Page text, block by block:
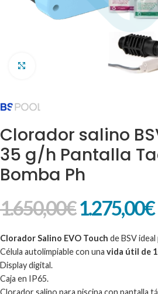
Clorador salino
35 g/h Pantalla
Bomba Ph
1.650,00€1.275,00€
Clorador Salino EVO Touch de BSV
Célula autolimpiable con una vida útil de
Display digital.
Caja en IP65.